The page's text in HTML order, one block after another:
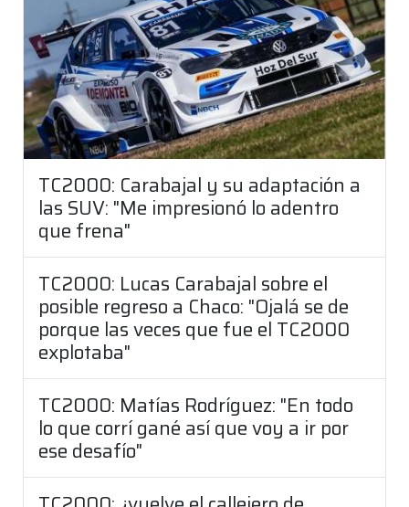
TC2000: Carabajal y su adaptación a
las SUV: "Me impresionó lo adentro
que frena"
TC2000: Lucas Carabajal sobre el
posible regreso a Chaco: "Ojalá se de
porque las veces que fue el TC2000
explotaba"
TC2000: Matías Rodríguez: "En todo
lo que corrí gané así que voy a ir por
ese desafío"